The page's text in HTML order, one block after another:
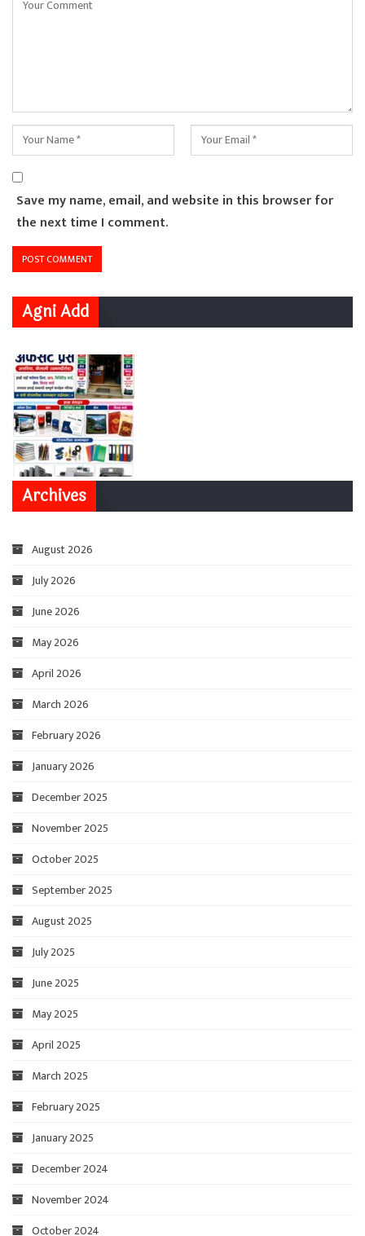
Save my name, email, and website in this browser for
the next time I comment.
Agni Add
Archives
August 2026
July 2026
June 2026
May 2026
April 2026
March 2026
February 2026
January 2026
December 2025
November 2025
October 2025
September 2025
August 2025
July 2025
June 2025
May 2025
April 2025
March 2025
February 2025
January 2025
December 2024
November 2024
October 2024